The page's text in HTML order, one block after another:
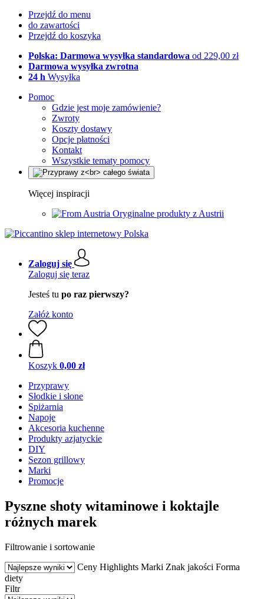
Przejdź do menu
do zawartości
Przejdź do koszyka
Polska: Darmowa wysyłka standardowa od 229,00 zł
Darmowa wysyłka zwrotna
24 h Wysyłka
Pomoc
Gdzie jest moje zamówienie?
Zwroty
Koszty dostawy
Opcje płatności
Kontakt
Wszystkie tematy pomocy
Więcej inspiracji
Oryginalne produkty z Austrii
Zaloguj się
Zaloguj się teraz
Jesteś tu po raz pierwszy?
Załóż konto
Koszyk 0,00 zł
Przyprawy
Słodkie i słone
Spiżarnia
Napoje
Akcesoria kuchenne
Produkty azjatyckie
DIY
Sezon grillowy
Marki
Promocje
Pyszne shoty witaminowe i koktajle
różnych marek
Filtrowanie i sortowanie
Ceny Highlights Marki Znak jakości Forma
diety
Filtr